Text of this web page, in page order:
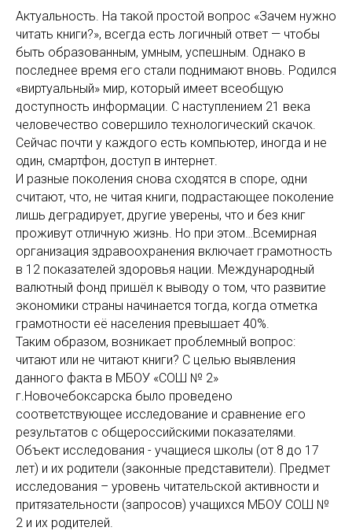
Актуальность. На такой простой вопрос «Зачем нужно
читать книги?», всегда есть логичный ответ — чтобы
быть образованным, умным, успешным. Однако в
последнее время его стали поднимают вновь. Родился
«виртуальный» мир, который имеет всеобщую
доступность информации. С наступлением 21 века
человечество совершило технологический скачок.
Сейчас почти у каждого есть компьютер, иногда и не
один, смартфон, доступ в интернет.
И разные поколения снова сходятся в споре, одни
считают, что, не читая книги, подрастающее поколение
лишь деградирует, другие уверены, что и без книг
проживут отличную жизнь. Но при этом…Всемирная
организация здравоохранения включает грамотность
в 12 показателей здоровья нации. Международный
валютный фонд пришёл к выводу о том, что развитие
экономики страны начинается тогда, когда отметка
грамотности её населения превышает 40%.
Таким образом, возникает проблемный вопрос:
читают или не читают книги? С целью выявления
данного факта в МБОУ «СОШ № 2»
г.Новочебоксарска было проведено
соответствующее исследование и сравнение его
результатов с общероссийскими показателями.
Объект исследования - учащиеся школы (от 8 до 17
лет) и их родители (законные представители). Предмет
исследования – уровень читательской активности и
притязательности (запросов) учащихся МБОУ СОШ №
2 и их родителей.